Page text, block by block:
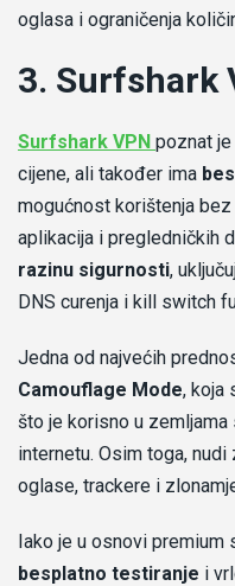
oglasa i ograničenja
3. Surfshark
Surfshark VPN -
sufshark
vpn
poznat
cijene, ali također ima
mogućnost korištenja
aplikacija i pregledničkih
razinu sigurnosti,
DNS curenja i kill switch
Jedna od najvećih
Camouflage Mode, koja
što je korisno u
internetu. Osim toga, nudi
oglase, trackere i
Iako je u osnovi premium
besplatno testiranje i